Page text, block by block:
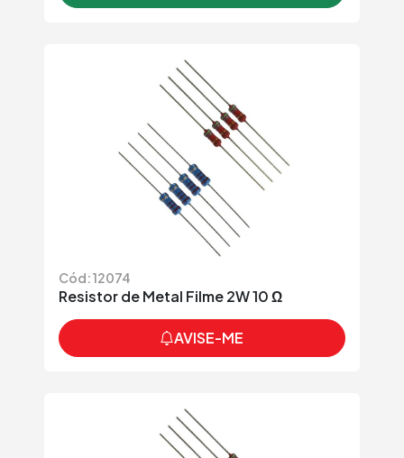
Cód: 12074
Resistor de Metal Filme 2W 10 Ω
AVISE-ME